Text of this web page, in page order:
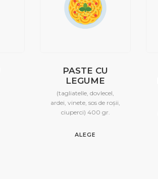
PASTE CU
LEGUME
(tagliatelle, dovlecel,
ardei, vinete, sos de roșii,
ciuperci) 400 gr.
ALEGE